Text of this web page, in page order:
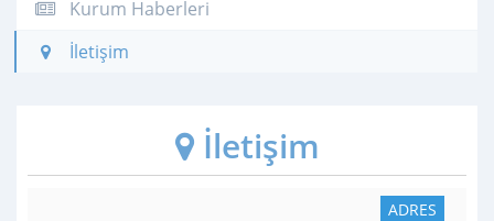
Kurum Haberleri
İletişim
İletişim
ADRES